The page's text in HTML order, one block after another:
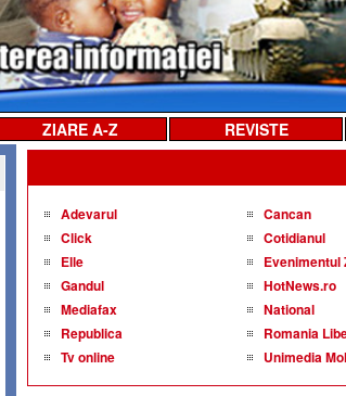
ZIARE A-Z REVISTE
Adevarul Cancan
Click
Cotidianul
Elle
Evenimentul
Gandul
HotNews.ro
Mediafax
National
Republica
Romania
Tv online
Unimedia